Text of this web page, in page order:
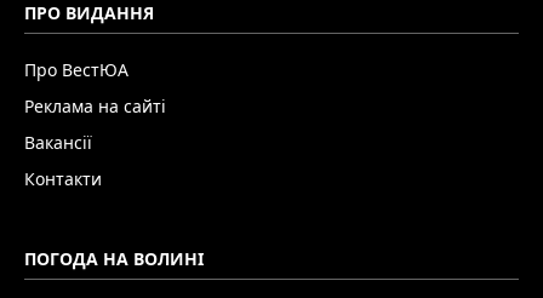
ПРО ВИДАННЯ
Про ВестЮА
Реклама на сайті
Вакансії
Контакти
ПОГОДА НА ВОЛИНІ